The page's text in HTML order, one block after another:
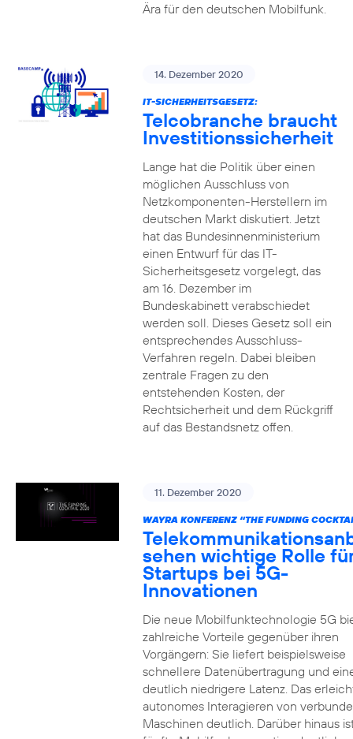
Ära für den deutschen Mobilfunk.
14. Dezember 2020
IT-SICHERHEITSGESETZ:
Telcobranche braucht
Investitionssicherheit
Lange hat die Politik über einen
möglichen Ausschluss von
Netzkomponenten-Herstellern im
deutschen Markt diskutiert. Jetzt
hat das Bundesinnenministerium
einen Entwurf für das IT-
Sicherheitsgesetz vorgelegt, das
am 16. Dezember im
Bundeskabinett verabschiedet
werden soll. Dieses Gesetz soll ein
entsprechendes Ausschluss-
Verfahren regeln. Dabei bleiben
zentrale Fragen zu den
entstehenden Kosten, der
Rechtsicherheit und dem Rückgriff
auf das Bestandsnetz offen.
11. Dezember 2020
WAYRA KONFERENZ “THE FUNDING
sehen wichtige Rolle
Startups bei 5G-
Innovationen
Die neue Mobilfunktechnologie 5G
zahlreiche Vorteile gegenüber ihren
Vorgängern: Sie liefert beispielsweise
schnellere Datenübertragung und
deutlich niedrigere Latenz. Das
autonomes Interagieren von
Maschinen deutlich. Darüber hinaus